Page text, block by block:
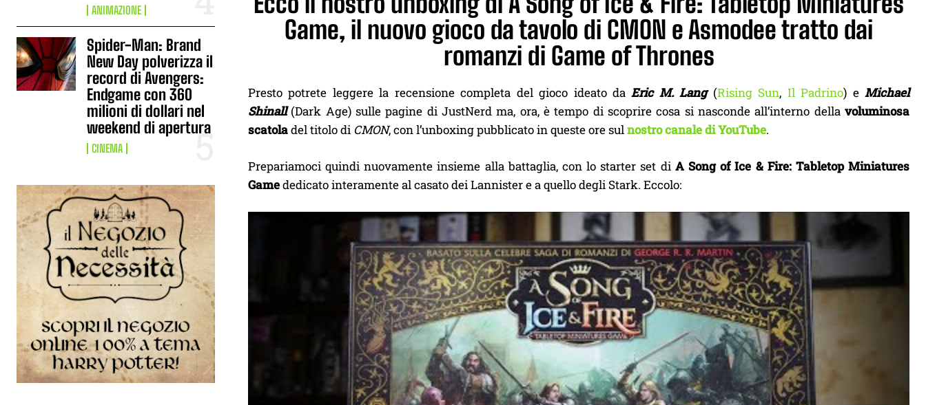
ANIMAZIONE
Spider-Man: Brand
New Day polverizza il
record di Avengers:
Endgame con 360
milioni di dollari nel
weekend di apertura
CINEMA
Game, il nuovo gioco da tavolo di CMON e Asmodee tratto dai
romanzi di Game of Thrones
Presto potrete leggere la recensione completa del gioco ideato daEric M. Lang(Rising Sun, Il Padrino) eMichael
Shinall(Dark Age) sulle pagine di JustNerd ma, ora, è tempo di scoprire cosa si nasconde all’interno dellavoluminosa
scatoladel titolo di CMON, con l’unboxing pubblicato in queste ore sulnostro canale di YouTube.
Prepariamoci quindi nuovamente insieme alla battaglia, con lo starter set di A Song of Ice & Fire: Tabletop Miniatures
Gamededicato interamente al casato dei Lannister e a quello degli Stark. Eccolo: